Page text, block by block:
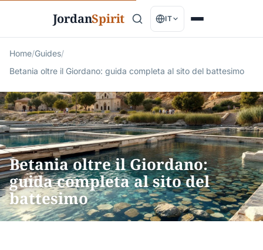
JordanSpirit IT
Home/Guides/
Betania oltre il Giordano: guida completa al sito del battesimo
Betania oltre il Giordano:
guida completa al sito del
battesimo